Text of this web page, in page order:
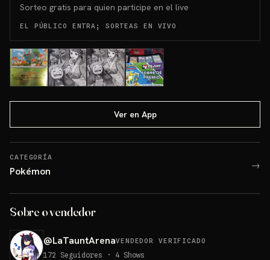
Sorteo gratis para quien participe en el live
EL PÚBLICO ENTRA; SORTEAS EN VIVO
Ver en App
CATEGORÍA
Pokémon →
Sobre o vendedor
@LaTauntArenaVENDEDOR VERIFICADO
172 Seguidores · 4 Shows